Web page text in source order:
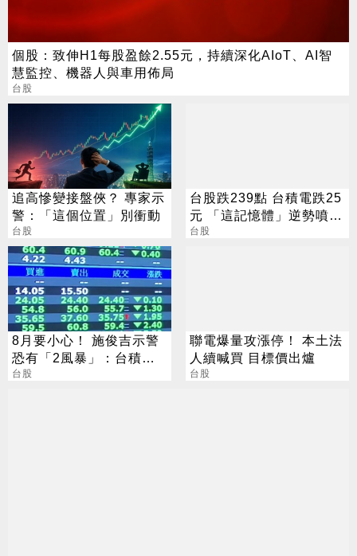
個股：致伸H1每股盈餘2.55元，持續深化AIoT、AI智
慧監控、機器人與車用佈局
台股
追高慘變接盤俠？ 專家示
警：「這個位置」別衝動
台股
台股跌239點 台積電跌25
元 「這記憶體」逆勢噴
5%
台股
8月要小心！ 施俊吉示警
恐有「2風暴」：台積電
也難逃
台股
聯電爆量攻漲停！ 本土法
人續喊買 目標價出爐
台股